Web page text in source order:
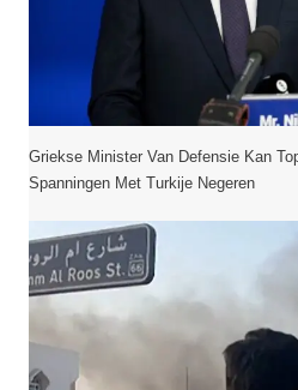
Griekse Minister Van Defensie Kan
Spanningen Met Turkije Negeren